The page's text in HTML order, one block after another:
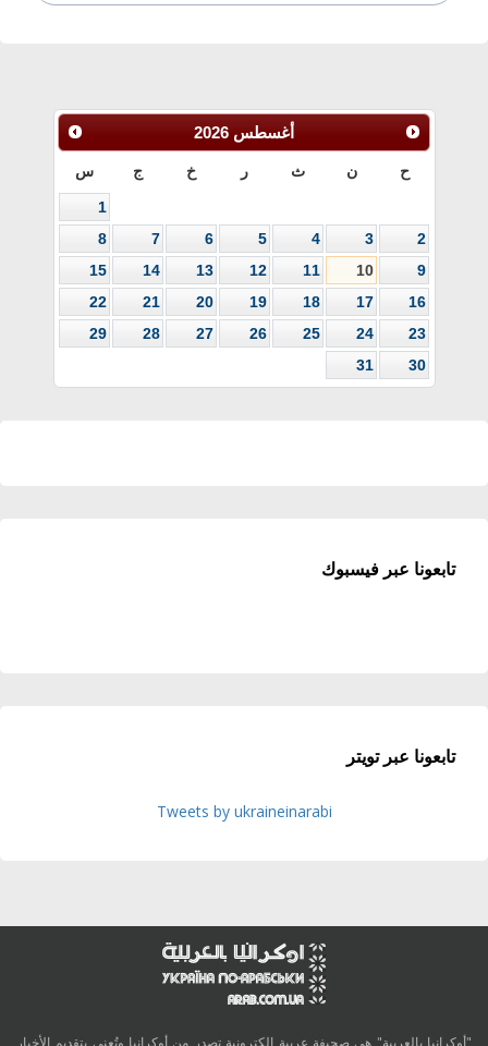
أغسطس 2026
ح ن ث ر خ ج س
1
2
3
4
5
6
7
8
9
10
11
12
13
14
15
16
17
18
19
20
21
22
23
24
25
26
27
28
29
30
31
تابعونا عبر فيسبوك
تابعونا عبر تويتر
Tweets by ukraineinarabi